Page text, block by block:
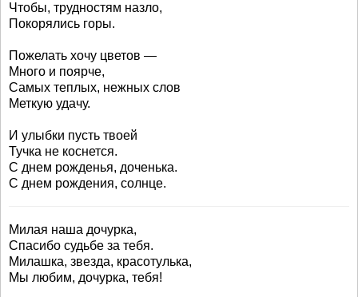
Чтобы, трудностям назло,
Покорялись горы.
Пожелать хочу цветов —
Много и поярче,
Самых теплых, нежных слов
Меткую удачу.
И улыбки пусть твоей
Тучка не коснется.
С днем рожденья, доченька.
С днем рождения, солнце.
Милая наша дочурка,
Спасибо судьбе за тебя.
Милашка, звезда, красотулька,
Мы любим, дочурка, тебя!